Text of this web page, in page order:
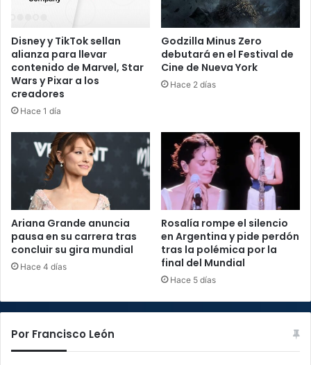
Disney y TikTok sellan
alianza para llevar
contenido de Marvel, Star
Wars y Pixar a los
creadores
Hace 1 día
Godzilla Minus Zero
debutará en el Festival de
Cine de Nueva York
Hace 2 días
Ariana Grande anuncia
pausa en su carrera tras
concluir su gira mundial
Hace 4 días
Rosalía rompe el silencio
en Argentina y pide perdón
tras la polémica por la
final del Mundial
Hace 5 días
Por Francisco León